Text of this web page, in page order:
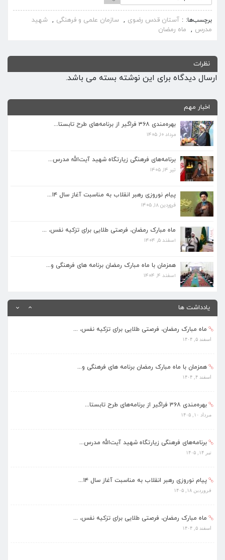
برچسب‌ها: آستان قدس رضوی , سازمان علمی و فرهنگی , شهید
مدرس , ماه رمضان
نظرات
ارسال دیدگاه برای این نوشته بسته می باشد.
اخبار مهم
بهره‌مندی ۳۶۸ فراگیر از برنامه‌های طرح تابستا...
مرداد ۱۰, ۱۴۰۵
برنامه‌های فرهنگی زیارتگاه شهید آیت‌الله مدرس...
تیر ۱۴, ۱۴۰۵
پیام نوروزی رهبر انقلاب به مناسبت آغاز سال ۱۴...
فروردین ۱۸, ۱۴۰۵
ماه مبارک رمضان، فرصتی طلایی برای تزکیه نفس، ...
اسفند ۵, ۱۴۰۴
همزمان با ماه مبارک رمضان برنامه های فرهنگی و...
اسفند ۴, ۱۴۰۴
یادداشت ها
برنامه‌های فرهنگی زیارتگاه شهید آیت‌الله مدرس...
تیر ۱۴, ۱۴۰۵
پیام نوروزی رهبر انقلاب به مناسبت آغاز سال ۱۴...
ماه مبارک رمضان، فرصتی طلایی برای تزکیه نفس، ...
همزمان با ماه مبارک رمضان برنامه های فرهنگی و...
بهره‌مندی ۳۶۸ فراگیر از برنامه‌های طرح تابستا...
مرداد ۱۰, ۱۴۰۵
برنامه‌های فرهنگی زیارتگاه شهید آیت‌الله مدرس...
ماه مبارک رمضان، فرصتی طلایی برای تزکیه نفس، ...
اسفند ۵, ۱۴۰۴
همزمان با ماه مبارک رمضان برنامه های فرهنگی و...
اسفند ۴, ۱۴۰۴
بهره‌مندی ۳۶۸ فراگیر از برنامه‌های طرح تابستا...
مرداد ۱۰, ۱۴۰۵
برنامه‌های فرهنگی زیارتگاه شهید آیت‌الله مدرس...
تیر ۱۴, ۱۴۰۵
پیام نوروزی رهبر انقلاب به مناسبت آغاز سال ۱۴...
فروردین ۱۸, ۱۴۰۵
ماه مبارک رمضان، فرصتی طلایی برای تزکیه نفس، ...
اسفند ۵, ۱۴۰۴